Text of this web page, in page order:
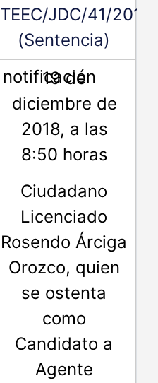
TEEC/JDC/41/2018
(Sentencia)
19 de
diciembre de
2018, a las
8:50 horas
Ciudadano
Licenciado
Rosendo Árciga
Orozco, quien
se ostenta
como
Candidato a
Agente